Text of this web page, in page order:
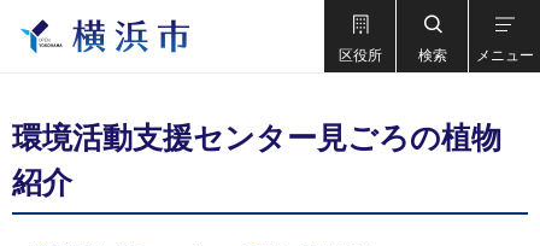
区役所 検索 メニュー
環境活動支援センター見ごろの植物
紹介